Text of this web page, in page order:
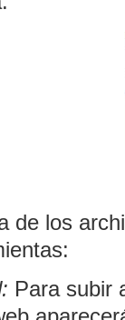
de los
Para subir